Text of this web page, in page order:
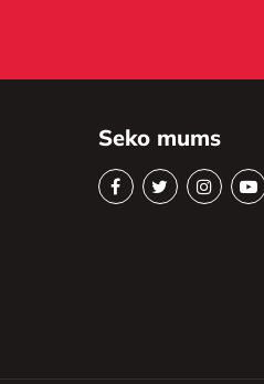
Seko mums